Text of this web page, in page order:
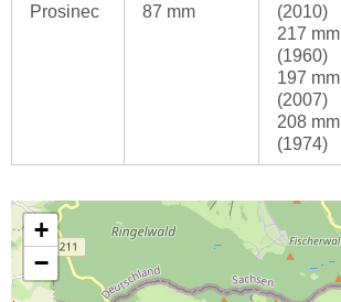
Prosinec
87 mm
(2010)
217 mm
(1960)
197 mm
(2007)
208 mm
(1974)
+
−